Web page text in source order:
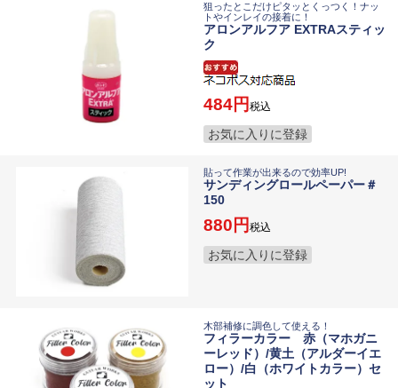
狙ったとこだけピタッとくっつく！ナッ
トやインレイの接着に！
アロンアルフア EXTRAスティッ
ク
484 税込
お気に入りに登録
貼って作業が出来るので効率UP!
サンディングロールペーパー＃
150
880 税込
お気に入りに登録
木部補修に調色して使える！
フィラーカラー 赤（マホガニ
ーレッド）/黄土（アルダーイエ
ロー）/白（ホワイトカラー）セ
ット